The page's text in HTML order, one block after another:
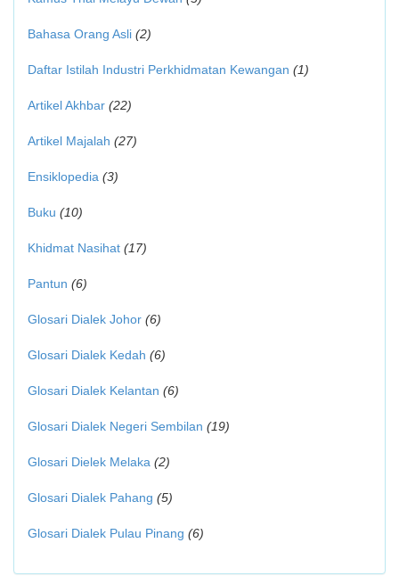
Bahasa Orang Asli (2)
Daftar Istilah Industri Perkhidmatan Kewangan (1)
Artikel Akhbar (22)
Artikel Majalah (27)
Ensiklopedia (3)
Buku (10)
Khidmat Nasihat (17)
Pantun (6)
Glosari Dialek Johor (6)
Glosari Dialek Kedah (6)
Glosari Dialek Kelantan (6)
Glosari Dialek Negeri Sembilan (19)
Glosari Dielek Melaka (2)
Glosari Dialek Pahang (5)
Glosari Dialek Pulau Pinang (6)